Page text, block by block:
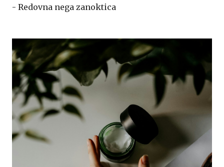
- Redovna nega zanoktica